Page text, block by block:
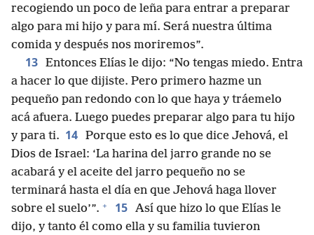
recogiendo un poco de leña para entrar a preparar
algo para mi hijo y para mí. Será nuestra última
comida y después nos moriremos”.
13 Entonces Elías le dijo: “No tengas miedo. Entra
a hacer lo que dijiste. Pero primero hazme un
pequeño pan redondo con lo que haya y tráemelo
acá afuera. Luego puedes preparar algo para tu hijo
y para ti. 14 Porque esto es lo que dice Jehová, el
Dios de Israel: ‘La harina del jarro grande no se
acabará y el aceite del jarro pequeño no se
terminará hasta el día en que Jehová haga llover
sobre el suelo’”. + 15 Así que hizo lo que Elías le
dijo, y tanto él como ella y su familia tuvieron